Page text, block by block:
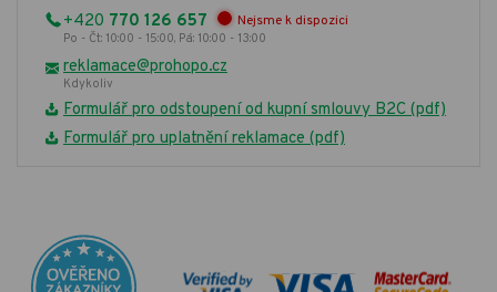
+420 770 126 657 Nejsme k dispozici
Po - Čt: 10:00 - 15:00, Pá: 10:00 - 13:00
reklamace@prohopo.cz
Kdykoliv
Formulář pro odstoupení od kupní smlouvy B2C (pdf)
Formulář pro uplatnění reklamace (pdf)